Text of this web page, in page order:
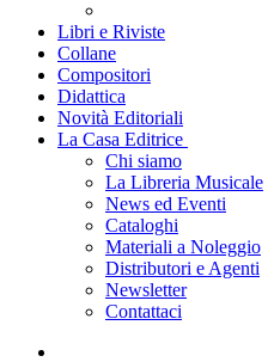
Libri e Riviste
Collane
Compositori
Didattica
Novità Editoriali
La Casa Editrice
Chi siamo
La Libreria Musicale
News ed Eventi
Cataloghi
Materiali a Noleggio
Distributori e Agenti
Newsletter
Contattaci